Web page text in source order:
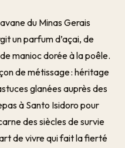
du Minas Gerais
un parfum d’açai, de
manioc dorée à la poêle.
de métissage : héritage
glanées auprès des
à Santo Isidoro pour
des siècles de survie
de vivre qui fait la fierté